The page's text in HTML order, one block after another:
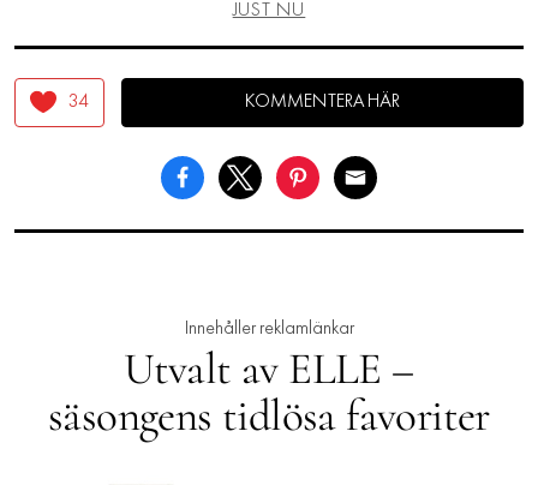
JUST NU
34 KOMMENTERA HÄR
Innehåller reklamlänkar
Utvalt av ELLE –
säsongens tidlösa favoriter